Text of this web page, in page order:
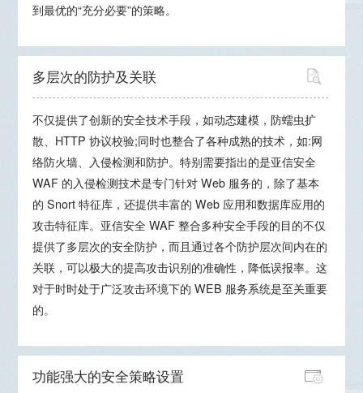
到最优的“充分必要”的策略。
多层次的防护及关联
不仅提供了创新的安全技术手段，如动态建模，防蠕虫扩
散、HTTP 协议校验;同时也整合了各种成熟的技术，如:网
络防火墙、入侵检测和防护。特别需要指出的是亚信安全
WAF 的入侵检测技术是专门针对 Web 服务的，除了基本
的 Snort 特征库，还提供丰富的 Web 应用和数据库应用的
攻击特征库。亚信安全 WAF 整合多种安全手段的目的不仅
提供了多层次的安全防护，而且通过各个防护层次间内在的
关联，可以极大的提高攻击识别的准确性，降低误报率。这
对于时时处于广泛攻击环境下的 WEB 服务系统是至关重要
的。
功能强大的安全策略设置